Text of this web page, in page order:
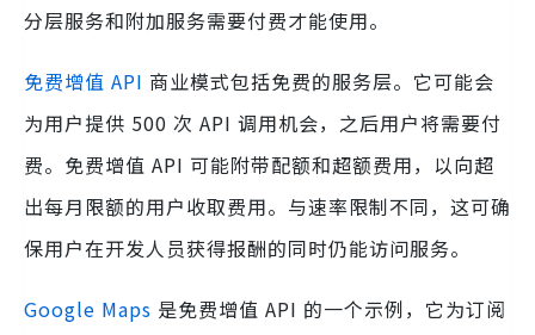
分层服务和附加服务需要付费才能使用。
免费增值 API 商业模式包括免费的服务层。它可能会
为用户提供 500 次 API 调用机会，之后用户将需要付
费。免费增值 API 可能附带配额和超额费用，以向超
出每月限额的用户收取费用。与速率限制不同，这可确
保用户在开发人员获得报酬的同时仍能访问服务。
Google Maps 是免费增值 API 的一个示例，它为订阅